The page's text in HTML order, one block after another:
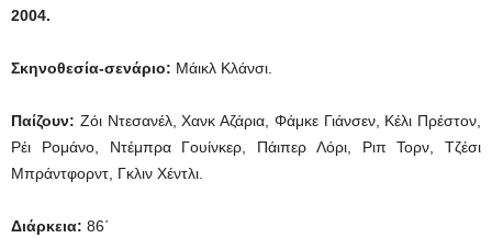
2004.
Σκηνοθεσία-σενάριο: Μάικλ Κλάνσι.
Παίζουν: Ζόι Ντεσανέλ, Χανκ Αζάρια, Φάμκε Γιάνσεν, Κέλι Πρέστον,
Ρέι Ρομάνο, Ντέμπρα Γουίνκερ, Πάιπερ Λόρι, Ριπ Τορν, Τζέσι
Μπράντφορντ, Γκλιν Χέντλι.
Διάρκεια: 86΄